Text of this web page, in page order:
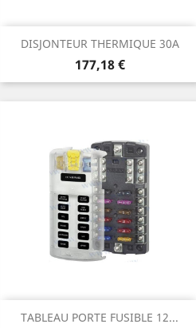
DISJONTEUR THERMIQUE 30A
Prix
177,18 €
Aperçu rapide
TABLEAU PORTE FUSIBLE 12...
Aperçu rapide